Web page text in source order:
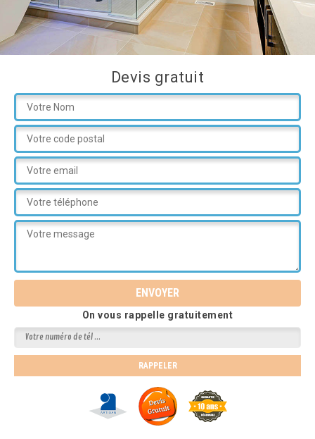
Devis gratuit
On vous rappelle gratuitement